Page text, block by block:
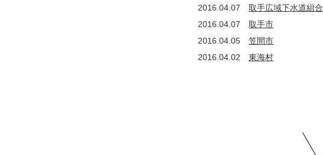
2016.04.07
取手広域下水道組合
2016.04.07
取手市
2016.04.05
笠間市
2016.04.02
東海村